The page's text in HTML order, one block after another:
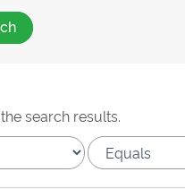
search results.